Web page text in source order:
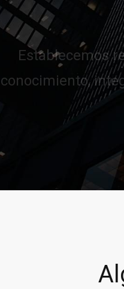
conocimiento,